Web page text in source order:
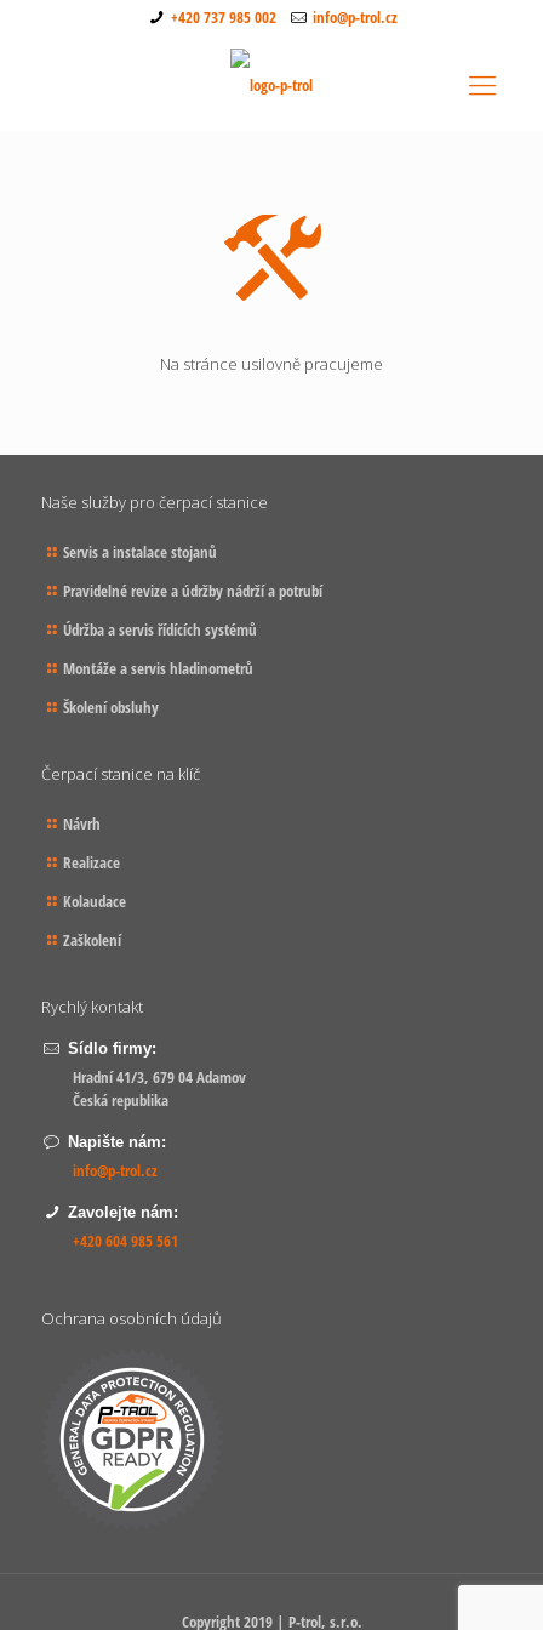
+420 737 985 002 info@p-trol.cz
Na stránce usilovně pracujeme
Naše služby pro čerpací stanice
Servis a instalace stojanů
Pravidelné revize a údržby nádrží a potrubí
Údržba a servis řídících systémů
Montáže a servis hladinometrů
Školení obsluhy
Čerpací stanice na klíč
Návrh
Realizace
Kolaudace
Zaškolení
Rychlý kontakt
Sídlo firmy:
Hradní 41/3, 679 04 Adamov
Česká republika
Napište nám:
info@p-trol.cz
Zavolejte nám:
+420 604 985 561
Ochrana osobních údajů
Copyright 2019 | P-trol, s.r.o.